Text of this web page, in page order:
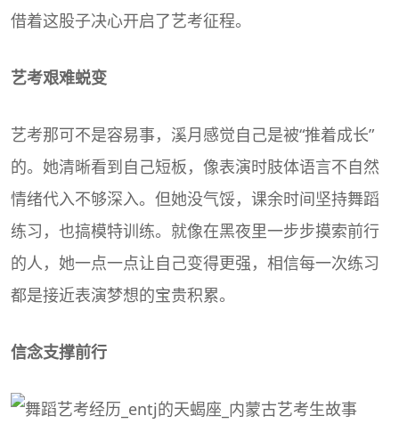
借着这股子决心开启了艺考征程。
艺考艰难蜕变
艺考那可不是容易事，溪月感觉自己是被“推着成长”
的。她清晰看到自己短板，像表演时肢体语言不自然
情绪代入不够深入。但她没气馁，课余时间坚持舞蹈
练习，也搞模特训练。就像在黑夜里一步步摸索前行
的人，她一点一点让自己变得更强，相信每一次练习
都是接近表演梦想的宝贵积累。
信念支撑前行